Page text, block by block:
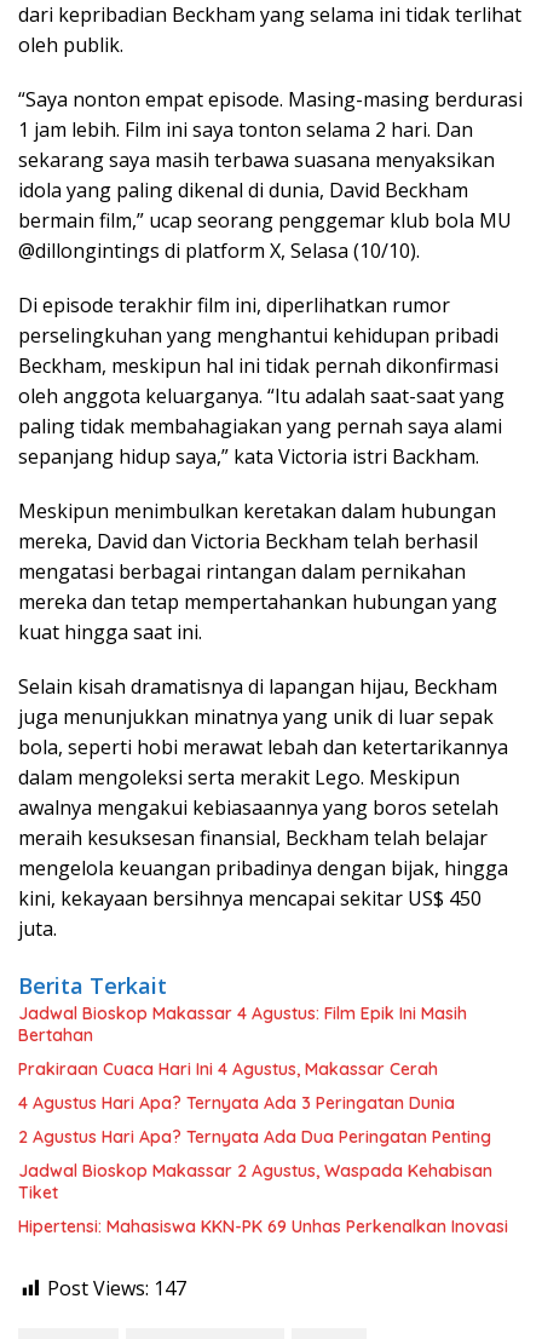
dari kepribadian Beckham yang selama ini tidak terlihat
oleh publik.
“Saya nonton empat episode. Masing-masing berdurasi
1 jam lebih. Film ini saya tonton selama 2 hari. Dan
sekarang saya masih terbawa suasana menyaksikan
idola yang paling dikenal di dunia, David Beckham
bermain film,” ucap seorang penggemar klub bola MU
@dillongintings di platform X, Selasa (10/10).
Di episode terakhir film ini, diperlihatkan rumor
perselingkuhan yang menghantui kehidupan pribadi
Beckham, meskipun hal ini tidak pernah dikonfirmasi
oleh anggota keluarganya. “Itu adalah saat-saat yang
paling tidak membahagiakan yang pernah saya alami
sepanjang hidup saya,” kata Victoria istri Backham.
Meskipun menimbulkan keretakan dalam hubungan
mereka, David dan Victoria Beckham telah berhasil
mengatasi berbagai rintangan dalam pernikahan
mereka dan tetap mempertahankan hubungan yang
kuat hingga saat ini.
Selain kisah dramatisnya di lapangan hijau, Beckham
juga menunjukkan minatnya yang unik di luar sepak
bola, seperti hobi merawat lebah dan ketertarikannya
dalam mengoleksi serta merakit Lego. Meskipun
awalnya mengakui kebiasaannya yang boros setelah
meraih kesuksesan finansial, Beckham telah belajar
mengelola keuangan pribadinya dengan bijak, hingga
kini, kekayaan bersihnya mencapai sekitar US$ 450
juta.
Berita Terkait
Jadwal Bioskop Makassar 4 Agustus: Film Epik Ini Masih
Bertahan
Prakiraan Cuaca Hari Ini 4 Agustus, Makassar Cerah
4 Agustus Hari Apa? Ternyata Ada 3 Peringatan Dunia
2 Agustus Hari Apa? Ternyata Ada Dua Peringatan Penting
Jadwal Bioskop Makassar 2 Agustus, Waspada Kehabisan
Tiket
Hipertensi: Mahasiswa KKN-PK 69 Unhas Perkenalkan Inovasi
Post Views: 147